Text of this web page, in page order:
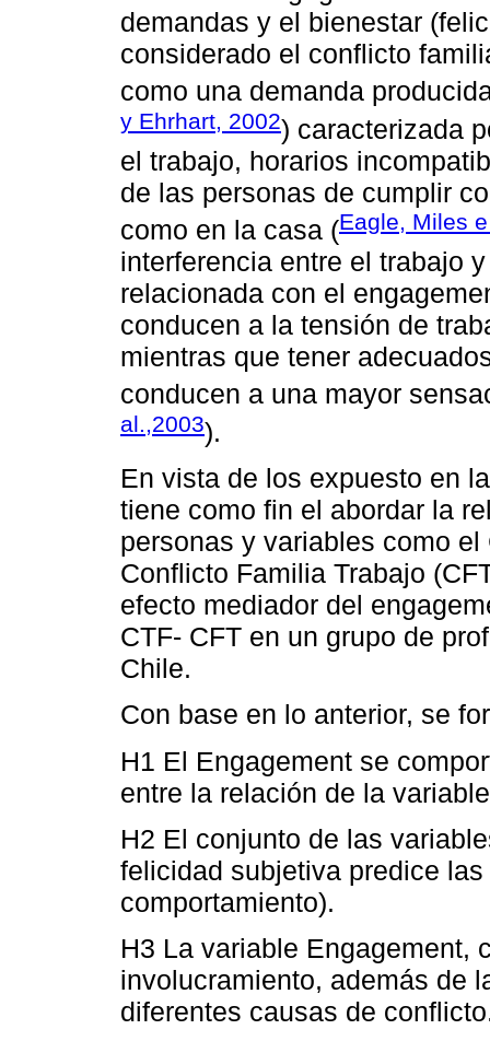
demandas y el bienestar
considerado el conflicto
como una demanda
y Ehrhart, 2002) caracterizada
el trabajo, horarios
de las personas de cumplir
como en la casa (Eagle, Miles
interferencia entre el trabajo
relacionada con el
conducen a la tensión de
mientras que tener
conducen a una mayor
al.,2003).
En vista de los expuesto en
tiene como fin el abordar la
personas y variables como
Conflicto Familia Trabajo
efecto mediador del
CTF- CFT en un grupo de
Chile.
Con base en lo anterior, se
H1 El Engagement se
entre la relación de la
H2 El conjunto de las
felicidad subjetiva predice
comportamiento).
H3 La variable Engagement,
involucramiento, además de
diferentes causas de